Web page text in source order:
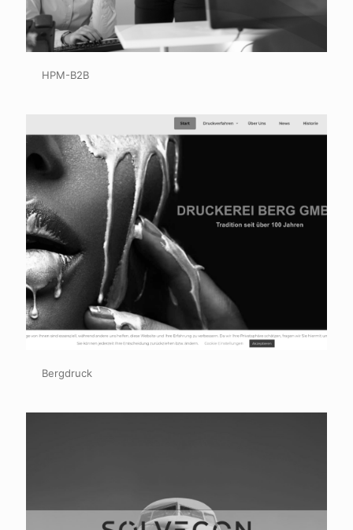
HPM-B2B
Bergdruck